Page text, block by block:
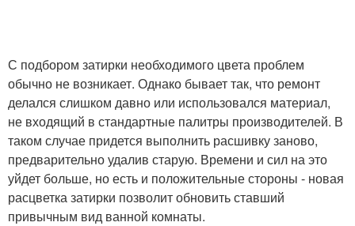
С подбором затирки необходимого цвета проблем
обычно не возникает. Однако бывает так, что ремонт
делался слишком давно или использовался материал,
не входящий в стандартные палитры производителей. В
таком случае придется выполнить расшивку заново,
предварительно удалив старую. Времени и сил на это
уйдет больше, но есть и положительные стороны - новая
расцветка затирки позволит обновить ставший
привычным вид ванной комнаты.